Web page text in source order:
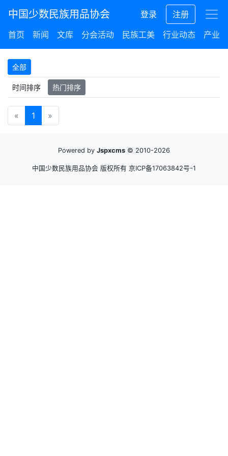
中国少数民族用品协会 登录
注册
首页
新闻 文库 分会活动 民族工美 行业动态 产业
全部
时间排序 热门排序
« 1 »
Powered by Jspxcms © 2010-2026
中国少数民族用品协会 版权所有 京ICP备17063842号-1